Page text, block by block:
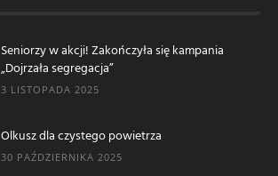
Seniorzy w akcji! Zakończyła się kampania
„Dojrzała segregacja”
3 LISTOPADA 2025
Olkusz dla czystego powietrza
30 PAŹDZIERNIKA 2025